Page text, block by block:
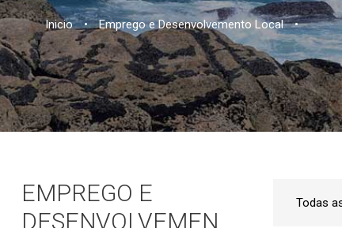
Inicio • Emprego e Desenvolvemento Local •
EMPREGO E
DESENVOLVEMEN